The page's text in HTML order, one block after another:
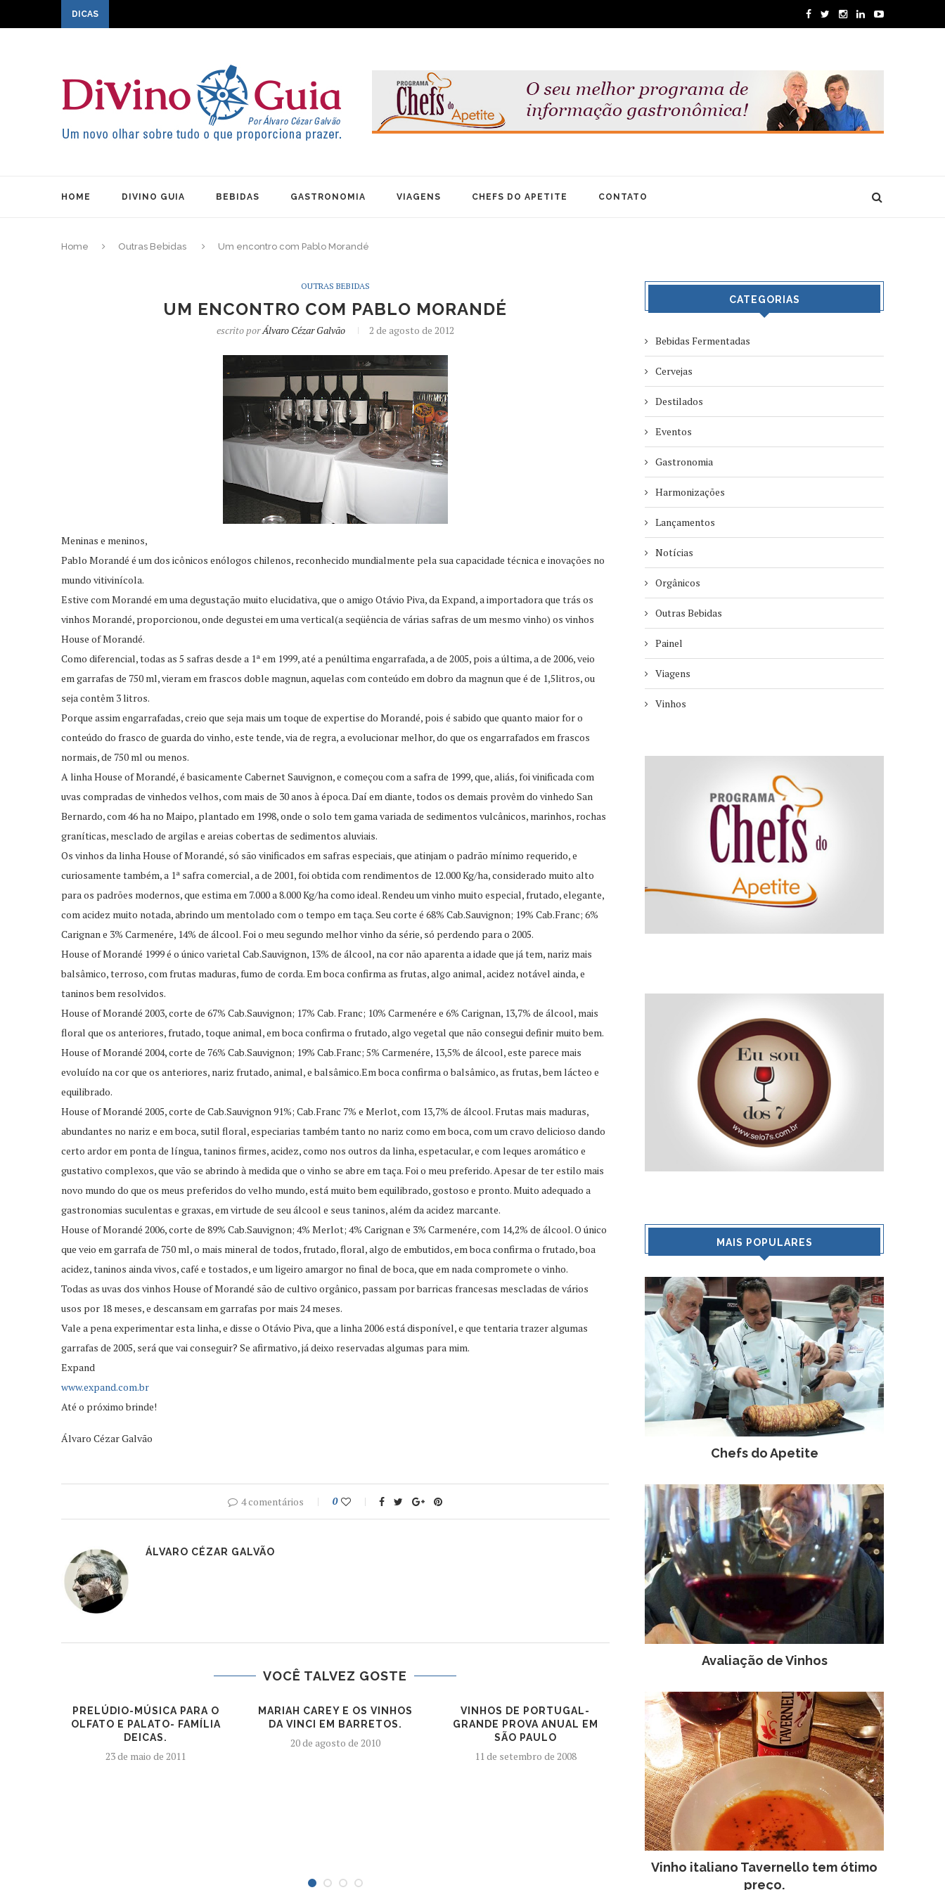
DICAS
HOME DIVINO GUIA BEBIDAS GASTRONOMIA VIAGENS CHEFS DO APETITE CONTATO
Home Outras Bebidas Um encontro com Pablo Morandé
OUTRAS BEBIDAS
UM ENCONTRO COM PABLO MORANDÉ
escrito porÁlvaro Cézar Galvão 2 de agosto de 2012
Meninas e meninos,
Pablo Morandé é um dos icônicos enólogos chilenos, reconhecido mundialmente pela sua capacidade técnica e inovações no
mundo vitivinícola.
Estive com Morandé em uma degustação muito elucidativa, que o amigo Otávio Piva, da Expand, a importadora que trás os
vinhos Morandé, proporcionou, onde degustei em uma vertical(a seqüência de várias safras de um mesmo vinho) os vinhos
House of Morandé.
Como diferencial, todas as 5 safras desde a 1ª em 1999, até a penúltima engarrafada, a de 2005, pois a última, a de 2006, veio
em garrafas de 750 ml, vieram em frascos doble magnun, aquelas com conteúdo em dobro da magnun que é de 1,5litros, ou
seja contêm 3 litros.
Porque assim engarrafadas, creio que seja mais um toque de expertise do Morandé, pois é sabido que quanto maior for o
conteúdo do frasco de guarda do vinho, este tende, via de regra, a evolucionar melhor, do que os engarrafados em frascos
normais, de 750 ml ou menos.
A linha House of Morandé, é basicamente Cabernet Sauvignon, e começou com a safra de 1999, que, aliás, foi vinificada com
uvas compradas de vinhedos velhos, com mais de 30 anos à época. Daí em diante, todos os demais provêm do vinhedo San
Bernardo, com 46 ha no Maipo, plantado em 1998, onde o solo tem gama variada de sedimentos vulcânicos, marinhos, rochas
graníticas, mesclado de argilas e areias cobertas de sedimentos aluviais.
Os vinhos da linha House of Morandé, só são vinificados em safras especiais, que atinjam o padrão mínimo requerido, e
curiosamente também, a 1ª safra comercial, a de 2001, foi obtida com rendimentos de 12.000 Kg/ha, considerado muito alto
para os padrões modernos, que estima em 7.000 a 8.000 Kg/ha como ideal. Rendeu um vinho muito especial, frutado, elegante,
com acidez muito notada, abrindo um mentolado com o tempo em taça. Seu corte é 68% Cab.Sauvignon; 19% Cab.Franc; 6%
Carignan e 3% Carmenére, 14% de álcool. Foi o meu segundo melhor vinho da série, só perdendo para o 2005.
House of Morandé 1999 é o único varietal Cab.Sauvignon, 13% de álcool, na cor não aparenta a idade que já tem, nariz mais
balsâmico, terroso, com frutas maduras, fumo de corda. Em boca confirma as frutas, algo animal, acidez notável ainda, e
taninos bem resolvidos.
House of Morandé 2003, corte de 67% Cab.Sauvignon; 17% Cab. Franc; 10% Carmenére e 6% Carignan, 13,7% de álcool, mais
floral que os anteriores, frutado, toque animal, em boca confirma o frutado, algo vegetal que não consegui definir muito bem.
House of Morandé 2004, corte de 76% Cab.Sauvignon; 19% Cab.Franc; 5% Carmenére, 13,5% de álcool, este parece mais
evoluído na cor que os anteriores, nariz frutado, animal, e balsâmico.Em boca confirma o balsâmico, as frutas, bem lácteo e
equilibrado.
House of Morandé 2005, corte de Cab.Sauvignon 91%; Cab.Franc 7% e Merlot, com 13,7% de álcool. Frutas mais maduras,
abundantes no nariz e em boca, sutil floral, especiarias também tanto no nariz como em boca, com um cravo delicioso dando
certo ardor em ponta de língua, taninos firmes, acidez, como nos outros da linha, espetacular, e com leques aromático e
gustativo complexos, que vão se abrindo à medida que o vinho se abre em taça. Foi o meu preferido. Apesar de ter estilo mais
novo mundo do que os meus preferidos do velho mundo, está muito bem equilibrado, gostoso e pronto. Muito adequado a
gastronomias suculentas e graxas, em virtude de seu álcool e seus taninos, além da acidez marcante.
House of Morandé 2006, corte de 89% Cab.Sauvignon; 4% Merlot; 4% Carignan e 3% Carmenére, com 14,2% de álcool. O único
que veio em garrafa de 750 ml, o mais mineral de todos, frutado, floral, algo de embutidos, em boca confirma o frutado, boa
acidez, taninos ainda vivos, café e tostados, e um ligeiro amargor no final de boca, que em nada compromete o vinho.
Todas as uvas dos vinhos House of Morandé são de cultivo orgânico, passam por barricas francesas mescladas de vários
usos por 18 meses, e descansam em garrafas por mais 24 meses.
Vale a pena experimentar esta linha, e disse o Otávio Piva, que a linha 2006 está disponível, e que tentaria trazer algumas
garrafas de 2005, será que vai conseguir? Se afirmativo, já deixo reservadas algumas para mim.
Expand
www.expand.com.br
Até o próximo brinde!
Álvaro Cézar Galvão
4 comentários 0
ÁLVARO CÉZAR GALVÃO
VOCÊ TALVEZ GOSTE
PRELÚDIO-MÚSICA PARA O
OLFATO E PALATO- FAMÍLIA
DEICAS.
23 de maio de 2011
MARIAH CAREY E OS VINHOS
DA VINCI EM BARRETOS.
20 de agosto de 2010
VINHOS DE PORTUGAL-
GRANDE PROVA ANUAL EM
SÃO PAULO
11 de setembro de 2008
ENCONTRO DE BLOGUEIROS
DISCUTE SOBRE LIBERDADE
6 de abril de 2011
O SABOR DE 35
GARRAFAS
6 de agosto de
CATEGORIAS
Bebidas Fermentadas
Cervejas
Destilados
Eventos
Gastronomia
Harmonizações
Lançamentos
Notícias
Orgânicos
Outras Bebidas
Painel
Viagens
Vinhos
MAIS POPULARES
Chefs do Apetite
Avaliação de Vinhos
Vinho italiano Tavernello tem ótimo
preço.